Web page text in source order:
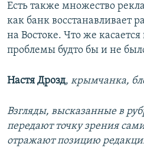
Есть также множество
как банк восстанавливает
на Востоке. Что же
проблемы будто бы и не
Настя Дрозд, крымчанка,
Взгляды, высказанные в
передают точку зрения
отражают позицию